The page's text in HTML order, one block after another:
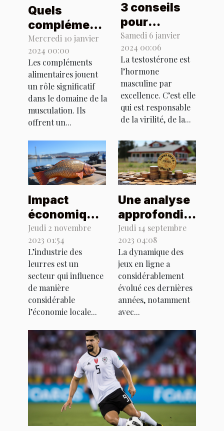
Quels
compléments
alimentaires
utiliser pour
prendre du
muscle ?
Mercredi 10 janvier
2024 00:00
Les compléments
alimentaires jouent
un rôle significatif
dans le domaine de la
musculation. Ils
offrent un...
3 conseils
pour
booster sa
testostérone
Samedi 6 janvier
2024 00:06
La testostérone est
l’hormone
masculine par
excellence. C’est elle
qui est responsable
de la virilité, de la...
Impact
économique
de l'industrie
des leurres
sur
l'économie
locale
Jeudi 2 novembre
2023 01:54
L’industrie des
leurres est un
secteur qui influence
de manière
considérable
l’économie locale...
Une analyse
approfondie
de l'offre de
multi-bonus
de 300%
dans les jeux
en ligne
Jeudi 14 septembre
2023 04:08
La dynamique des
jeux en ligne a
considérablement
évolué ces dernières
années, notamment
avec...